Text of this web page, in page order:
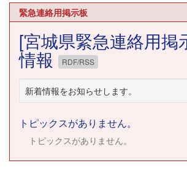
緊急連絡用掲示板
[宮城県緊急連絡用掲
情報 RDF/RSS
新着情報をお知らせします。
トピックスがありません。
トピックスがありません。